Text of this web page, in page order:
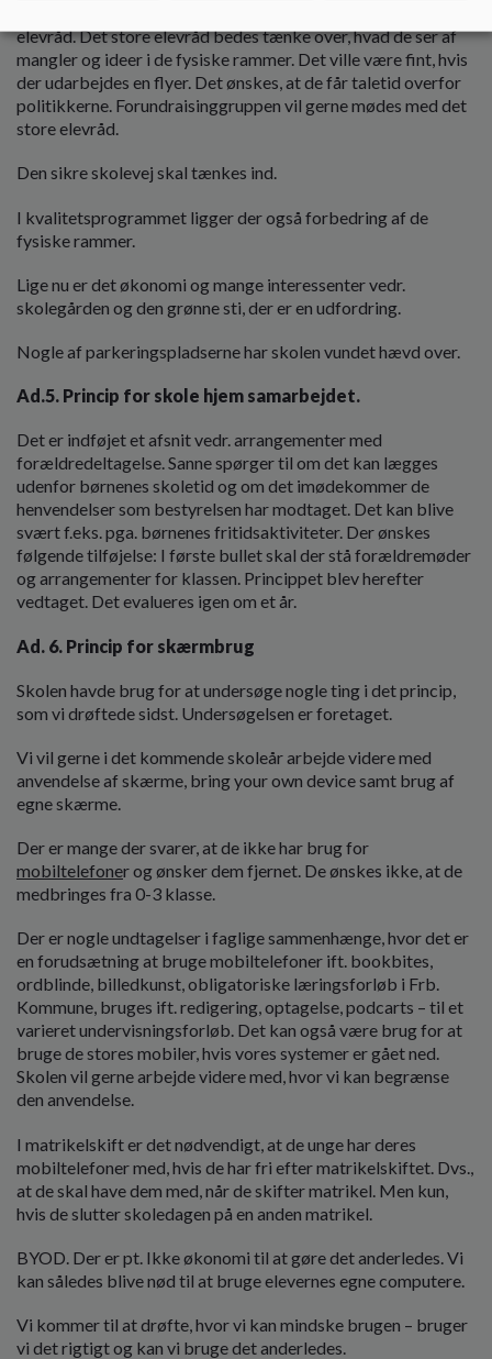
elevråd. Det store elevråd bedes tænke over, hvad de ser af
mangler og ideer i de fysiske rammer. Det ville være fint, hvis
der udarbejdes en flyer. Det ønskes, at de får taletid overfor
politikkerne. Forundraisinggruppen vil gerne mødes med det
store elevråd.
Den sikre skolevej skal tænkes ind.
I kvalitetsprogrammet ligger der også forbedring af de
fysiske rammer.
Lige nu er det økonomi og mange interessenter vedr.
skolegården og den grønne sti, der er en udfordring.
Nogle af parkeringspladserne har skolen vundet hævd over.
Ad.5. Princip for skole hjem samarbejdet.
Det er indføjet et afsnit vedr. arrangementer med
forældredeltagelse. Sanne spørger til om det kan lægges
udenfor børnenes skoletid og om det imødekommer de
henvendelser som bestyrelsen har modtaget. Det kan blive
svært f.eks. pga. børnenes fritidsaktiviteter. Der ønskes
følgende tilføjelse: I første bullet skal der stå forældremøder
og arrangementer for klassen. Princippet blev herefter
vedtaget. Det evalueres igen om et år.
Ad. 6. Princip for skærmbrug
Skolen havde brug for at undersøge nogle ting i det princip,
som vi drøftede sidst. Undersøgelsen er foretaget.
Vi vil gerne i det kommende skoleår arbejde videre med
anvendelse af skærme, bring your own device samt brug af
egne skærme.
Der er mange der svarer, at de ikke har brug for
mobiltelefoner og ønsker dem fjernet. De ønskes ikke, at de
medbringes fra 0-3 klasse.
Der er nogle undtagelser i faglige sammenhænge, hvor det er
en forudsætning at bruge mobiltelefoner ift. bookbites,
ordblinde, billedkunst, obligatoriske læringsforløb i Frb.
Kommune, bruges ift. redigering, optagelse, podcarts – til et
varieret undervisningsforløb. Det kan også være brug for at
bruge de stores mobiler, hvis vores systemer er gået ned.
Skolen vil gerne arbejde videre med, hvor vi kan begrænse
den anvendelse.
I matrikelskift er det nødvendigt, at de unge har deres
mobiltelefoner med, hvis de har fri efter matrikelskiftet. Dvs.,
at de skal have dem med, når de skifter matrikel. Men kun,
hvis de slutter skoledagen på en anden matrikel.
BYOD. Der er pt. Ikke økonomi til at gøre det anderledes. Vi
kan således blive nød til at bruge elevernes egne computere.
Vi kommer til at drøfte, hvor vi kan mindske brugen – bruger
vi det rigtigt og kan vi bruge det anderledes.